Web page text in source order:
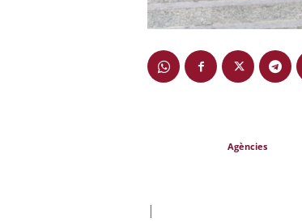
Agències
|